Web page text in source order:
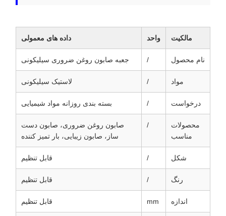
مالکیت واحد داده های معمولی
نام محصول / جعبه صابون روغن ضروری سیلیکونی
مواد / لاستیک سیلیکونی
درخواست / بسته بندی روزانه مواد شیمیایی
محصولات
مناسب
/
صابون روغن ضروری، صابون دست
ساز، صابون زیبایی، بار تمیز کننده
شکل / قابل تنظیم
رنگ / قابل تنظیم
اندازه mm قابل تنظیم